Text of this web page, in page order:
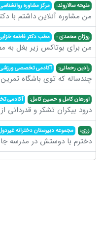
ملیحه سالاروند: مرکز مشاوره
من مشاوره آنلاین داشتم با
روژان محمدی : مطب دکتر فاطمه
من برای بوتاکس زیر بغل به
رادین رحمانی: آکادمی تخصصی ورزشی
چندساله که توی باشگاه
اورهان کامل و حسین کامل: آکادمی
درود بیکران تشکر و قدردانی
زری: مجموعه دبیرستان دخترانه
دخترم با دوستش در مدرسه